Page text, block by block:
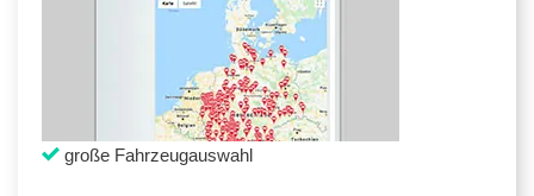
große Fahrzeugauswahl